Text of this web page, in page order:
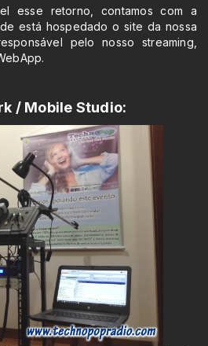
esse retorno, contamos com a
está hospedado o site da nossa
pelo nosso streaming,
/ Mobile Studio: